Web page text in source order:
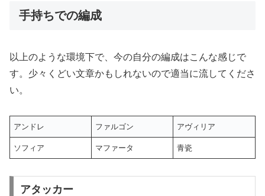
手持ちでの編成
以上のような環境下で、今の自分の編成はこんな感じで
す。少々くどい文章かもしれないので適当に流してくださ
い。
アンドレ ファルゴン アヴィリア
ソフィア マファータ 青瓷
アタッカー